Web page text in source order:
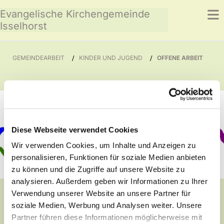
Diese Webseite verwendet Cookies
Wir verwenden Cookies, um Inhalte und Anzeigen zu
personalisieren, Funktionen für soziale Medien anbieten
zu können und die Zugriffe auf unsere Website zu
analysieren. Außerdem geben wir Informationen zu Ihrer
Verwendung unserer Website an unsere Partner für
soziale Medien, Werbung und Analysen weiter. Unsere
Partner führen diese Informationen möglicherweise mit
Evangelische Kirchengemeinde
Isselhorst
GEMEINDEARBEIT / KINDER UND JUGEND / OFFENE ARBEIT
Über die "klassische" Vereinsarbeit hinaus, hat der
CVJM Isselhorst auch Angebote der offenen
Jugendarbeit.
Natürlich sind unsere anderen Angebote auch für jeden